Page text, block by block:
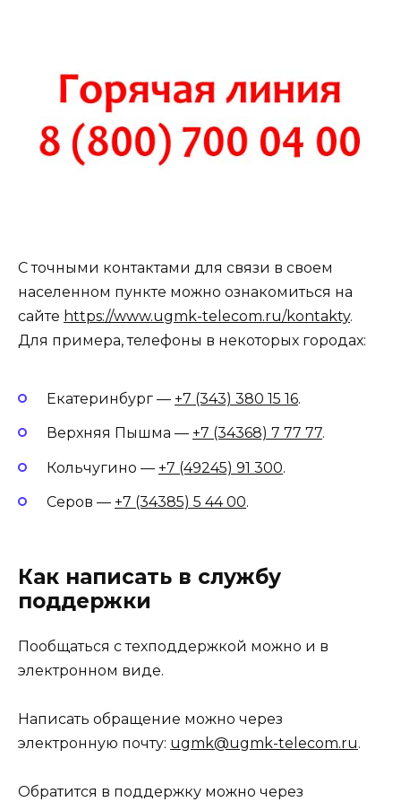
С точными контактами для связи в своем
населенном пункте можно ознакомиться на
сайте https://www.ugmk-telecom.ru/kontakty.
Для примера, телефоны в некоторых городах:
Екатеринбург — +7 (343) 380 15 16.
Верхняя Пышма — +7 (34368) 7 77 77.
Кольчугино — +7 (49245) 91 300.
Серов — +7 (34385) 5 44 00.
Как написать в службу
поддержки
Пообщаться с техподдержкой можно и в
электронном виде.
Написать обращение можно через
электронную почту: ugmk@ugmk-telecom.ru.
Обратится в поддержку можно через